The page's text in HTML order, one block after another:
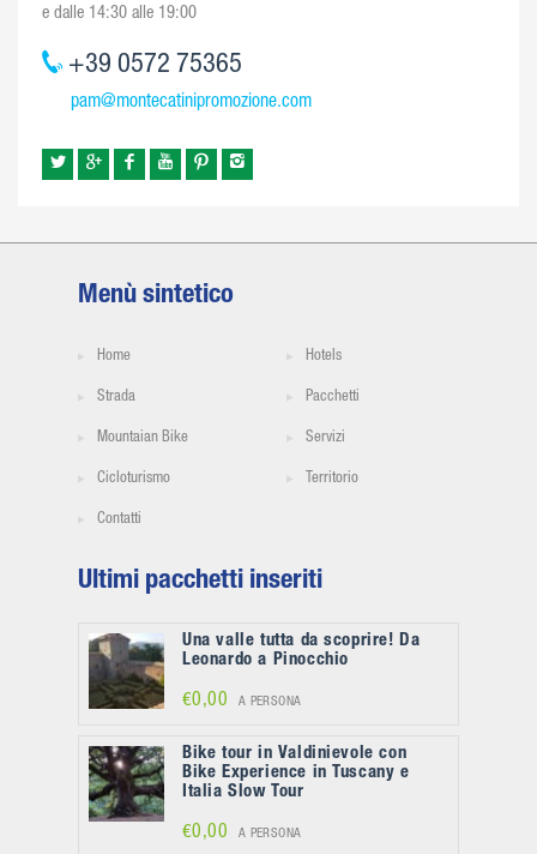
e dalle 14:30 alle 19:00
+39 0572 75365
pam@montecatinipromozione.com
Menù sintetico
Home Hotels
Strada Pacchetti
Mountaian Bike Servizi
Cicloturismo Territorio
Contatti
Ultimi pacchetti inseriti
Una valle tutta da scoprire! Da
Leonardo a Pinocchio
€0,00 A PERSONA
Bike tour in Valdinievole con
Bike Experience in Tuscany e
Italia Slow Tour
€0,00 A PERSONA